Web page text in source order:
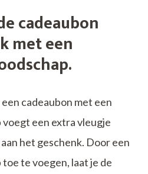
cadeaubon
met een
cadeaubon met een
een extra vleugje
het geschenk. Door een
te voegen, laat je de